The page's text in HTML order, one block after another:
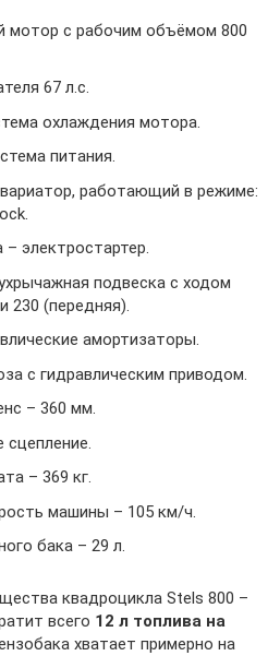
мотор с рабочим объёмом 800
67 л.с.
охлаждения мотора.
питания.
работающий в режиме:
– электростартер.
подвеска с ходом
230 (передняя).
амортизаторы.
с гидравлическим приводом.
– 360 мм.
– 369 кг.
машины – 105 км/ч.
бака – 29 л.
квадроцикла Stels 800 –
всего 12 л топлива на
хватает примерно на